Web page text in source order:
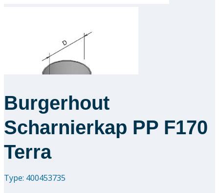
Burgerhout
Scharnierkap PP F170
Terra
Type: 400453735